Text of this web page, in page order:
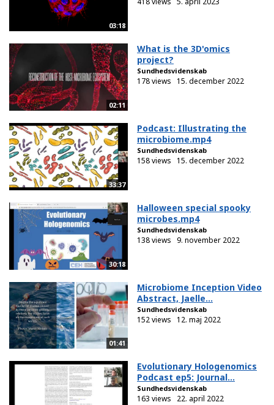
03:18
02:11
What is the 3D'omics
project?
Sundhedsvidenskab
178 views 15. december 2022
33:37
Podcast: Illustrating the
microbiome.mp4
Sundhedsvidenskab
158 views 15. december 2022
30:18
Halloween special spooky
microbes.mp4
Sundhedsvidenskab
138 views 9. november 2022
01:41
Microbiome Inception Video
Abstract, Jaelle...
Sundhedsvidenskab
152 views 12. maj 2022
Evolutionary Hologenomics
Podcast ep5: Journal...
Sundhedsvidenskab
163 views 22. april 2022